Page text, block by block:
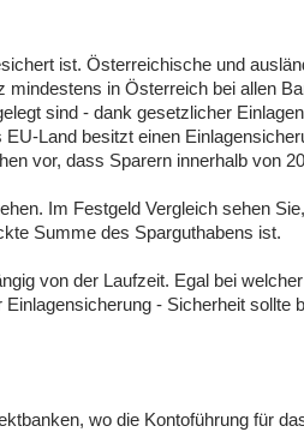
ist. Österreichische und
in Österreich bei allen
sind - dank gesetzlicher
Land besitzt einen
vor, dass Sparern innerhalb von
Im Festgeld Vergleich sehen
Summe des Sparguthabens ist.
von der Laufzeit. Egal bei
- Sicherheit sollte
wo die Kontoführung für